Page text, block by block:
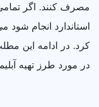
مصرف کنند. اگر
استاندارد انجام
کرد. در ادامه این
در مورد طرز تهیه